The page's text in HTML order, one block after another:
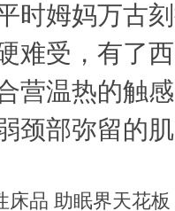
时姆妈万古
难受，有了
营温热的触
颈部弥留的
床品 助眠界天花板